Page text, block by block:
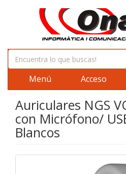
Menú Acceso
Auriculares NGS
con Micrófono/
Blancos